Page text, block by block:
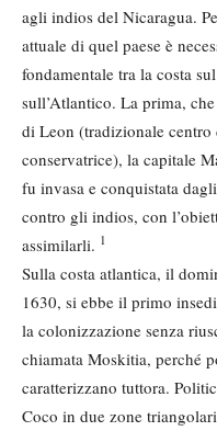
agli indios del Nicaragua.
attuale di quel paese è
fondamentale tra la costa
sull’Atlantico. La prima,
di Leon (tradizionale centro
conservatrice), la capitale
fu invasa e conquistata
contro gli indios, con
assimilarli. 1
Sulla costa atlantica, il
1630, si ebbe il primo
la colonizzazione senza
chiamata Moskitia, perché
caratterizzano tuttora.
Coco in due zone